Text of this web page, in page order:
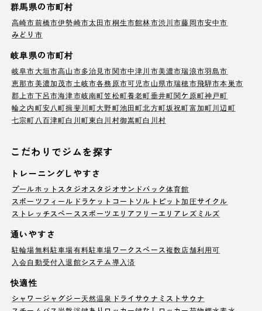
群馬県の市町村
高崎市前橋市伊勢崎市太田市桐生市館林市渋川市藤岡市安中市
みどり市
岐阜県の市町村
岐阜市大垣市高山市多治見市関市中津川市美濃市瑞浪市羽島市
恵那市美濃加茂市土岐市各務原市可児市山県市瑞穂市飛騨市本巣市
郡上市下呂市海津市岐南町笠松町養老町垂井町関ケ原町神戸町
輪之内町安八町揖斐川町大野町池田町北方町坂祝町富加町川辺町
七宗町八百津町白川町東白川村御嵩町白川村
こだわりでジムを探す
トレーニングしやすさ
プールホットスタジオスタジオサンドバック体育館
スポーツフィールド ラケットコート ソルトピット加圧サイクル
ストレッチスペーススポーツエリア フリーエリア レズミルズ
通いやすさ
駐輪場無料駐車場有料駐車場ワークスペース複数店舗利用可
入会自動受付入退館システム導入済
快適性
シャワージャグジー天然温泉 ドライサウナ ミストサウナ